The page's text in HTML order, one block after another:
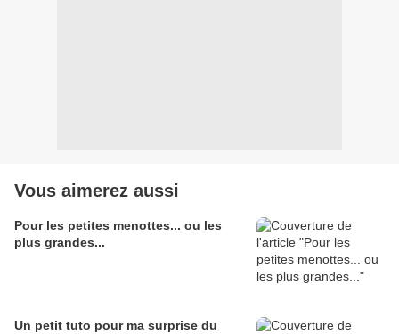
Vous aimerez aussi
Pour les petites menottes... ou les
plus grandes...
Un petit tuto pour ma surprise du